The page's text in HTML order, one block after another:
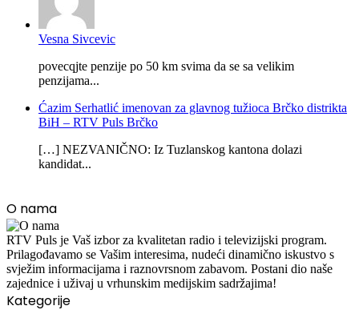
Vesna Sivcevic
povecqjte penzije po 50 km svima da se sa velikim
penzijama...
Ćazim Serhatlić imenovan za glavnog tužioca Brčko distrikta
BiH – RTV Puls Brčko
[…] NEZVANIČNO: Iz Tuzlanskog kantona dolazi
kandidat...
O nama
RTV Puls je Vaš izbor za kvalitetan radio i televizijski program.
Prilagođavamo se Vašim interesima, nudeći dinamično iskustvo s
svježim informacijama i raznovrsnom zabavom. Postani dio naše
zajednice i uživaj u vrhunskim medijskim sadržajima!
Kategorije